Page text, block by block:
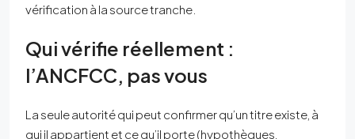
vérification à la source tranche.
Qui vérifie réellement :
l’ANCFCC, pas vous
La seule autorité qui peut confirmer qu’un titre existe, à
qui il appartient et ce qu’il porte (hypothèques,